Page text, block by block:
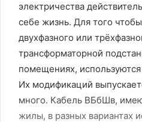
электричества
себе жизнь. Для того
двухфазного или
трансформаторной
помещениях,
Их модификаций
много. Кабель ВБбШв,
жилы, в разных вариантах